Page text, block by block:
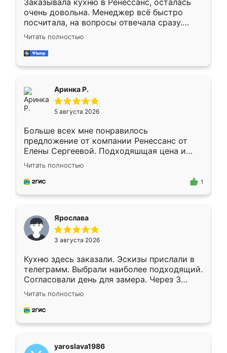
Заказывала кухню в Ренессанс, осталась
очень довольна. Менеджер всё быстро
посчитала, на вопросы отвечала сразу.
Замерщик приехал в субботу, подошёл к
делу со всей ответственностью. Собрали
за день, ребята работали аккуратно, даже
Читать полностью
Аринка Р.
5 августа 2026
Больше всех мне понравилось
предложение от компании Ренессанс от
Елены Сергеевой. Подходяшщая цена и
короткие сроки изготовления. Приехавший
для замера сотрудник Владислав
предложил по моему эскизу самый
Читать полностью
1
Ярослава
3 августа 2026
Кухню здесь заказали. Эскизы прислали в
телеграмм. Выбрали наиболее подходящий.
Согласовали день для замера. Через 3
недели кухня была уже готова. Остались
довольны работой. Спасибо Ренессанс
мебель за качественную работу!
Читать полностью
yaroslava1986